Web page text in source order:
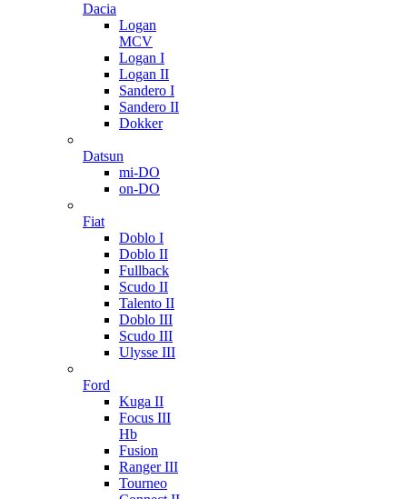
Dacia
Logan
MCV
Logan I
Logan II
Sandero I
Sandero II
Dokker
Datsun
mi-DO
on-DO
Fiat
Doblo I
Doblo II
Fullback
Scudo II
Talento II
Doblo III
Scudo III
Ulysse III
Ford
Kuga II
Focus III
Hb
Fusion
Ranger III
Tourneo